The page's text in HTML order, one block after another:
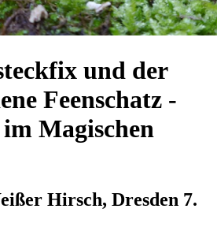
und der
Feenschatz -
Magischen
Hirsch, Dresden 7.